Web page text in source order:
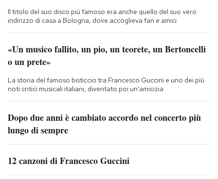
Il titolo del suo disco più famoso era anche quello del suo vero
indirizzo di casa a Bologna, dove accoglieva fan e amici
«Un musico fallito, un pio, un teorete, un Bertoncelli
o un prete»
La storia del famoso bisticcio tra Francesco Guccini e uno dei più
noti critici musicali italiani, diventato poi un'amicizia
Dopo due anni è cambiato accordo nel concerto più
lungo di sempre
12 canzoni di Francesco Guccini